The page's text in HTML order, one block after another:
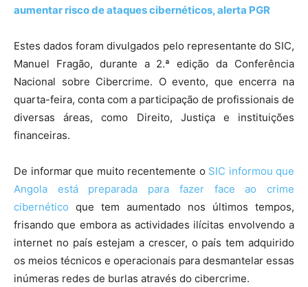
aumentar risco de ataques cibernéticos, alerta PGR
Estes dados foram divulgados pelo representante do SIC,
Manuel Fragão, durante a 2.ª edição da Conferência
Nacional sobre Cibercrime. O evento, que encerra na
quarta-feira, conta com a participação de profissionais de
diversas áreas, como Direito, Justiça e instituições
financeiras.
De informar que muito recentemente o SIC informou que
Angola está preparada para fazer face ao crime
cibernético que tem aumentado nos últimos tempos,
frisando que embora as actividades ilícitas envolvendo a
internet no país estejam a crescer, o país tem adquirido
os meios técnicos e operacionais para desmantelar essas
inúmeras redes de burlas através do cibercrime.